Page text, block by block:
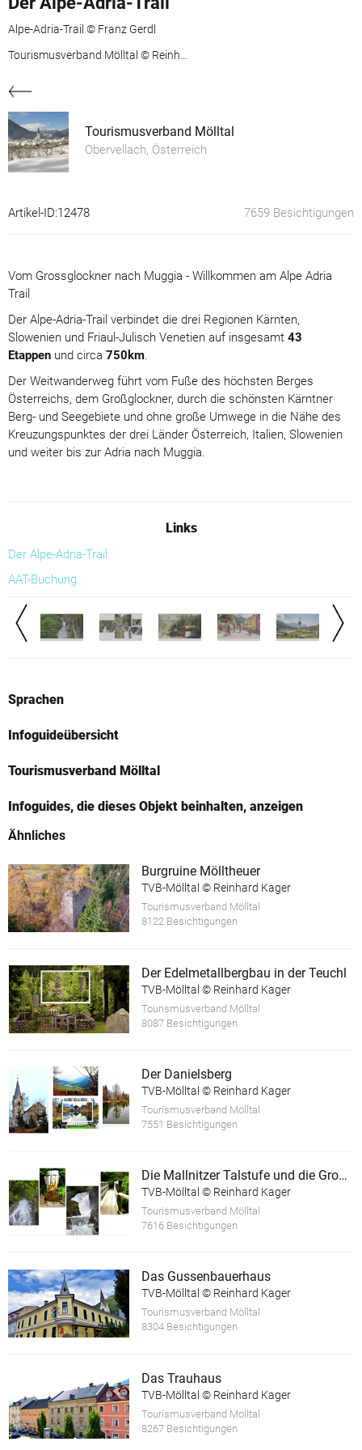
Alpe-Adria-Trail © Franz Gerdl
Tourismusverband Mölltal
Obervellach, Österreich
Artikel-ID:12478 7659 Besichtigungen
Vom Grossglockner nach Muggia - Willkommen am Alpe Adria
Trail
Der Alpe-Adria-Trail verbindet die drei Regionen Kärnten,
Slowenien und Friaul-Julisch Venetien auf insgesamt 43
Etappen und circa 750km.
Der Weitwanderweg führt vom Fuße des höchsten Berges
Österreichs, dem Großglockner, durch die schönsten Kärntner
Berg- und Seegebiete und ohne große Umwege in die Nähe des
Kreuzungspunktes der drei Länder Österreich, Italien, Slowenien
und weiter bis zur Adria nach Muggia.
Links
Der Alpe-Adria-Trail
AAT-Buchung
Sprachen
Infoguideübersicht
Tourismusverband Mölltal
Infoguides, die dieses Objekt beinhalten, anzeigen
Ähnliches
Burgruine Mölltheuer
TVB-Mölltal © Reinhard Kager
Tourismusverband Mölltal
8122 Besichtigungen
Der Edelmetallbergbau in der Teuchl
TVB-Mölltal © Reinhard Kager
Tourismusverband Mölltal
8087 Besichtigungen
Der Danielsberg
TVB-Mölltal © Reinhard Kager
Tourismusverband Mölltal
7551 Besichtigungen
Die Mallnitzer Talstufe und die Groppensteinschlucht
TVB-Mölltal © Reinhard Kager
Tourismusverband Mölltal
7616 Besichtigungen
Das Gussenbauerhaus
TVB-Mölltal © Reinhard Kager
Tourismusverband Mölltal
8304 Besichtigungen
Das Trauhaus
TVB-Mölltal © Reinhard Kager
Tourismusverband Mölltal
8267 Besichtigungen